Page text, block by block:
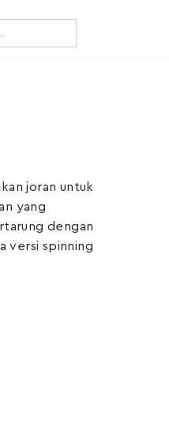
joran untuk
yang
dengan
versi spinning